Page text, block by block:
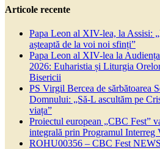
Articole recente
Papa Leon al XIV-lea, la Assisi:
așteaptă de la voi noi sfinți”
Papa Leon al XIV-lea la
2026: Euharistia și Liturgia
Bisericii
PS Virgil Bercea de sărbătoarea
Domnului: „Să-L ascultăm pe
viața”
Proiectul european „CBC Fest”
integrală prin Programul
ROHU00356 – CBC Fest